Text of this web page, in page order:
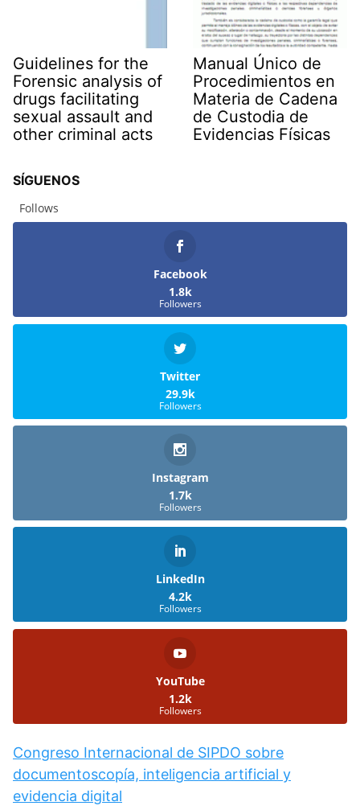
Guidelines for the
Forensic analysis of
drugs facilitating
sexual assault and
other criminal acts
Manual Único de
Procedimientos en
Materia de Cadena
de Custodia de
Evidencias Físicas
SÍGUENOS
Follows
Facebook
1.8k
Followers
Twitter
29.9k
Followers
Instagram
1.7k
Followers
LinkedIn
4.2k
Followers
YouTube
1.2k
Followers
Congreso Internacional de SIPDO sobre
documentoscopía, inteligencia artificial y
evidencia digital